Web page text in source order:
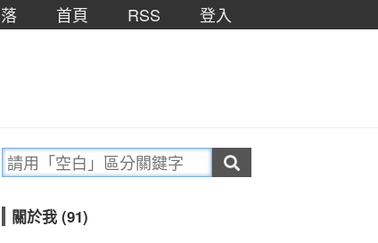
首頁 RSS 登入
關於我 (91)